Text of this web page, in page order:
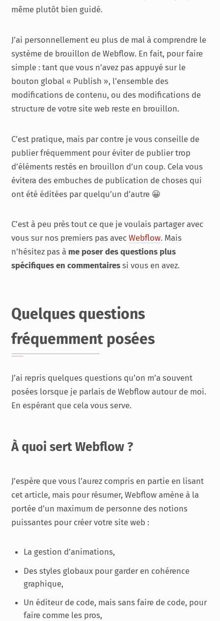
même plutôt bien guidé.
J’ai personnellement eu plus de mal à comprendre le
système de brouillon de Webflow. En fait, pour faire
simple : tant que vous n’avez pas appuyé sur le
bouton global « Publish », l’ensemble des
modifications de contenu, ou des modifications de
structure de votre site web reste en brouillon.
C’est pratique, mais par contre je vous conseille de
publier fréquemment pour éviter de publier trop
d’éléments restés en brouillon d’un coup. Cela vous
évitera des embuches de publication de choses qui
ont été éditées par quelqu’un d’autre 😀
C’est à peu près tout ce que je voulais partager avec
vous sur nos premiers pas avec Webflow. Mais
n’hésitez pas à me poser des questions plus
spécifiques en commentaires si vous en avez.
Quelques questions
fréquemment posées
J’ai repris quelques questions qu’on m’a souvent
posées lorsque je parlais de Webflow autour de moi.
En espérant que cela vous serve.
À quoi sert Webflow ?
J’espère que vous l’aurez compris en partie en lisant
cet article, mais pour résumer, Webflow amène à la
portée d’un maximum de personne des notions
puissantes pour créer votre site web :
La gestion d’animations,
Des styles globaux pour garder en cohérence
graphique,
Un éditeur de code, mais sans faire de code, pour
faire comme les pros,